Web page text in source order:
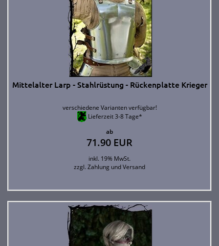
Mittelalter Larp - Stahlrüstung - Rückenplatte Krieger
verschiedene Varianten verfügbar!
Lieferzeit 3-8 Tage*
ab
71.90 EUR
inkl. 19% MwSt.
zzgl.Zahlung und Versand